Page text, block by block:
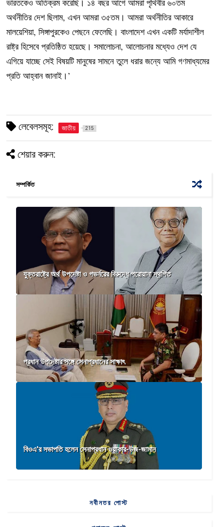
অর্থনীতির দেশ ছিলাম, এখন আমরা ৩৫তম। আমরা অর্থনীতির আকারে
মালয়েশিয়া, সিঙ্গাপুরকেও পেছনে ফেলেছি। বাংলাদেশ এখন একটি মর্যাদাশীল
রাষ্ট্র হিসেবে প্রতিষ্ঠিত হয়েছে। সমালোচনা, আলোচনার মধ্যেও দেশ যে
এগিয়ে যাচ্ছে সেই বিষয়টি মানুষের সামনে তুলে ধরার জন্যে আমি গণমাধ্যমের
প্রতি আহ্বান জানাই।’
লেবেলসমূহ: জাতীয় 215
শেয়ার করুন:
সম্পর্কিত
যুক্তরাষ্ট্রে অর্থ উপদেষ্টা ও গভর্নরের বিরুদ্ধে পরোয়ানা স্থগিত
প্রধান উপদেষ্টার সঙ্গে সেনাপ্রধানের সাক্ষাৎ
বিওএ'র সভাপতি হলেন সেনাপ্রধান ওয়াকার-উজ-জামান
নবীনতর পোস্ট